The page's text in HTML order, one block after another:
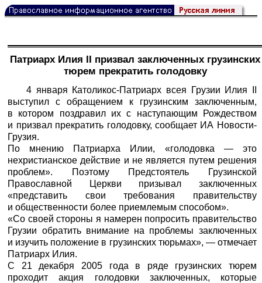
Патриарх Илия II призвал заключенных грузинских
тюрем прекратить голодовку
4 января Католикос-Патриарх всея Грузии Илия II
выступил с обращением к грузинским заключенным,
в котором поздравил их с наступающим Рождеством
и призвал прекратить голодовку, сообщает ИА Новости-
Грузия.
По мнению Патриарха Илии, «голодовка — это
нехристианское действие и не является путем решения
проблем». Поэтому Предстоятель Грузинской
Православной Церкви призывал заключенных
«представить свои требования правительству
и общественности более приемлемым способом».
«Со своей стороны я намерен попросить правительство
Грузии обратить внимание на проблемы заключенных
и изучить положение в грузинских тюрьмах», — отмечает
Патриарх Илия.
С 21 декабря 2005 года в ряде грузинских тюрем
проходит акция голодовки заключенных, которые